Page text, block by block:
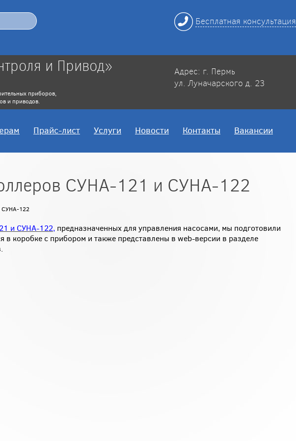
Бесплатная консультация
и Привод»
приборов,
и приводов.
Адрес: г. Пермь
ул. Луначарского д. 23
Прайс-лист Услуги Новости Контакты Вакансии
СУНА-121 и СУНА-122
СУНА-122
и СУНА-122, предназначенных для управления насосами, мы подготовили
в коробке с прибором и также представлены в web-версии в разделе